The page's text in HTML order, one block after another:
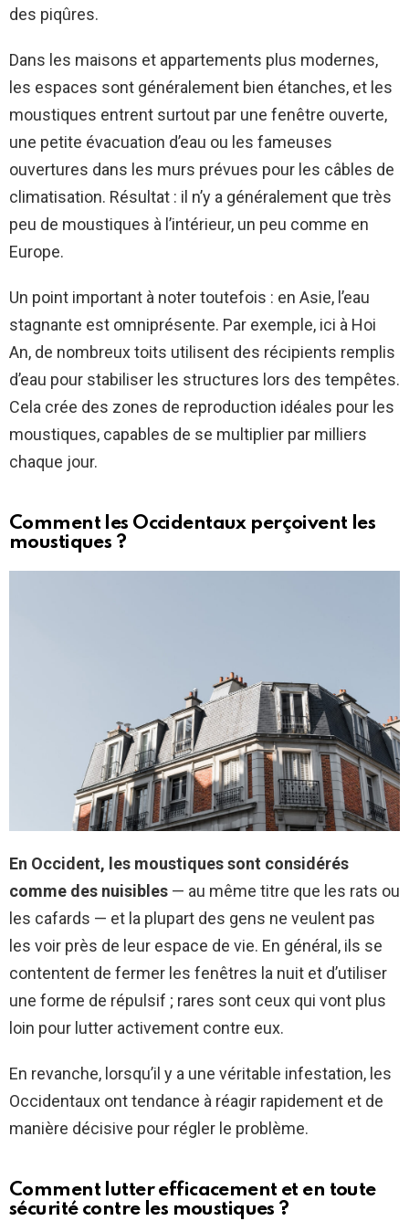
des piqûres.
Dans les maisons et appartements plus modernes,
les espaces sont généralement bien étanches, et les
moustiques entrent surtout par une fenêtre ouverte,
une petite évacuation d’eau ou les fameuses
ouvertures dans les murs prévues pour les câbles de
climatisation. Résultat : il n’y a généralement que très
peu de moustiques à l’intérieur, un peu comme en
Europe.
Un point important à noter toutefois : en Asie, l’eau
stagnante est omniprésente. Par exemple, ici à Hoi
An, de nombreux toits utilisent des récipients remplis
d’eau pour stabiliser les structures lors des tempêtes.
Cela crée des zones de reproduction idéales pour les
moustiques, capables de se multiplier par milliers
chaque jour.
Comment les Occidentaux perçoivent les
moustiques ?
En Occident, les moustiques sont considérés
comme des nuisibles — au même titre que les rats ou
les cafards — et la plupart des gens ne veulent pas
les voir près de leur espace de vie. En général, ils se
contentent de fermer les fenêtres la nuit et d’utiliser
une forme de répulsif ; rares sont ceux qui vont plus
loin pour lutter activement contre eux.
En revanche, lorsqu’il y a une véritable infestation, les
Occidentaux ont tendance à réagir rapidement et de
manière décisive pour régler le problème.
Comment lutter efficacement et en toute
sécurité contre les moustiques ?